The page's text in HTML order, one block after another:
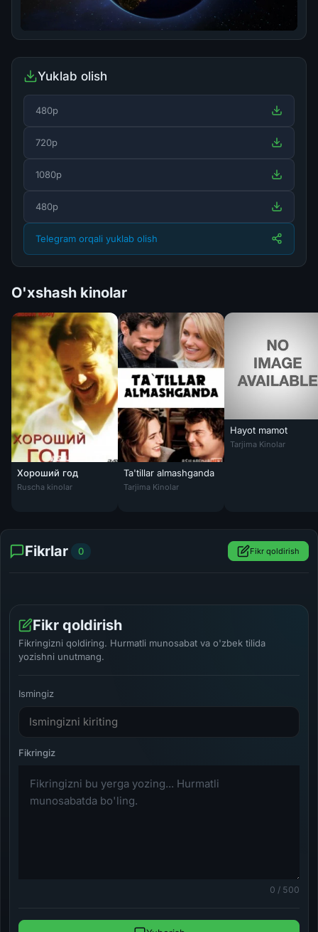
Yuklab olish
480p
720p
1080p
480p
Telegram orqali yuklab olish
O'xshash kinolar
Хороший год
Ruscha kinolar
Ta'tillar almashganda
Ta'tillar almashganda Uzbek tilida 2006
Tarjima Kinolar
Hayot mamot
Hayot mamot
Tarjima Kinolar
Fikrlar 0 Fikr qoldirish
Fikr qoldirish
Fikringizni qoldiring. Hurmatli munosabat va o'zbek tilida
yozishni unutmang.
Ismingiz
0 / 500